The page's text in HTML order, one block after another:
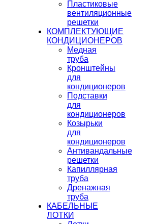
Пластиковые
вентиляционные
решетки
КОМПЛЕКТУЮЩИЕ
КОНДИЦИОНЕРОВ
Медная
труба
Кронштейны
для
кондиционеров
Подставки
для
кондиционеров
Козырьки
для
кондиционеров
Антивандальные
решетки
Капиллярная
труба
Дренажная
труба
КАБЕЛЬНЫЕ
ЛОТКИ